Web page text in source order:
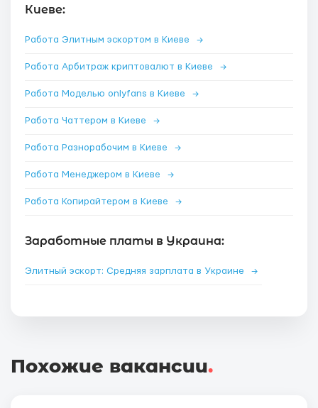
Киеве:
Работа Элитным эскортом в Киеве →
Работа Арбитраж криптовалют в Киеве →
Работа Моделью onlyfans в Киеве →
Работа Чаттером в Киеве →
Работа Разнорабочим в Киеве →
Работа Менеджером в Киеве →
Работа Копирайтером в Киеве →
Заработные платы в Украина:
Элитный эскорт: Средняя зарплата в Украине →
Похожие вакансии.